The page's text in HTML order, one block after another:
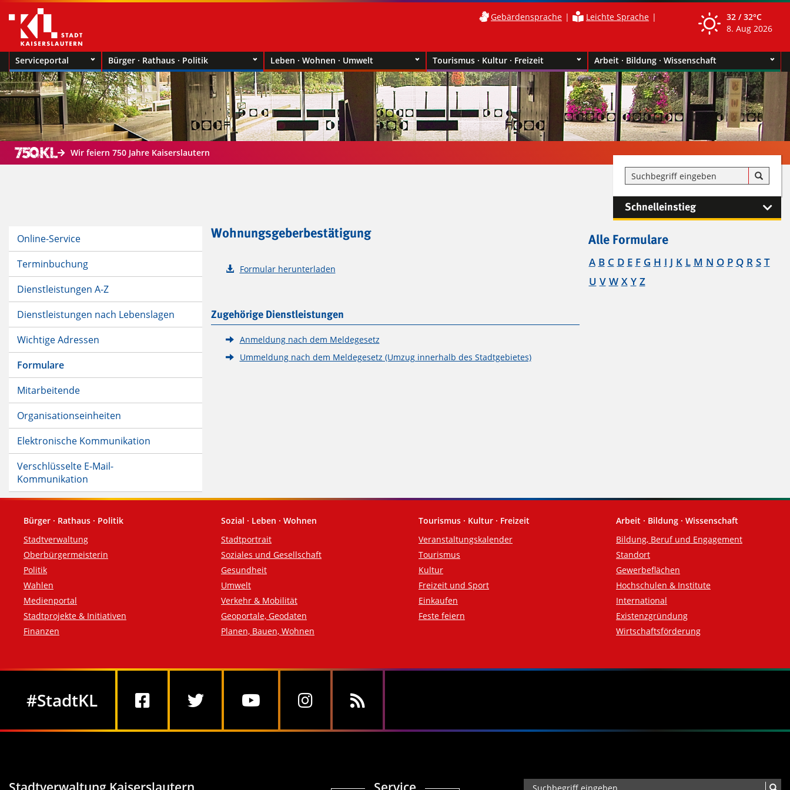
Gebärdensprache Leichte Sprache 32 / 32°C
8. Aug 2026
Serviceportal Bürger · Rathaus · Politik Leben · Wohnen · Umwelt Tourismus · Kultur · Freizeit Arbeit · Bildung · Wissenschaft
Wir feiern 750 Jahre Kaiserslautern
Schnelleinstieg
Online-Service
Terminbuchung
Dienstleistungen A-Z
Dienstleistungen nach Lebenslagen
Wichtige Adressen
Formulare
Mitarbeitende
Organisationseinheiten
Elektronische Kommunikation
Verschlüsselte E-Mail-
Kommunikation
Wohnungsgeberbestätigung
Formular herunterladen
Zugehörige Dienstleistungen
Anmeldung nach dem Meldegesetz
Ummeldung nach dem Meldegesetz (Umzug innerhalb des Stadtgebietes)
Alle Formulare
A B C D E F G H I J K L M N O P Q R S T
U V W X Y Z
Fußzeile
Bürger · Rathaus · Politik
Stadtverwaltung
Oberbürgermeisterin
Politik
Wahlen
Medienportal
Stadtprojekte & Initiativen
Finanzen
Sozial · Leben · Wohnen
Stadtportrait
Soziales und Gesellschaft
Gesundheit
Umwelt
Verkehr & Mobilität
Geoportale, Geodaten
Planen, Bauen, Wohnen
Tourismus · Kultur · Freizeit
Veranstaltungskalender
Tourismus
Kultur
Freizeit und Sport
Einkaufen
Feste feiern
Arbeit · Bildung · Wissenschaft
Bildung, Beruf und Engagement
Standort
Gewerbeflächen
Hochschulen & Institute
International
Existenzgründung
Wirtschaftsförderung
#StadtKL